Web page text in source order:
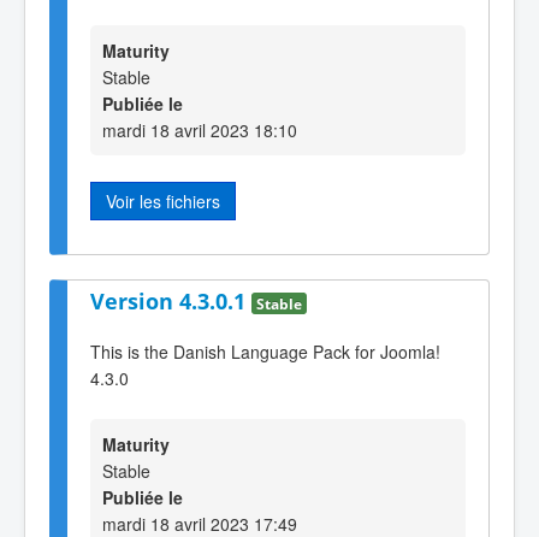
Maturity
Stable
Publiée le
mardi 18 avril 2023 18:10
Voir les fichiers
Version 4.3.0.1 Stable
This is the Danish Language Pack for Joomla!
4.3.0
Maturity
Stable
Publiée le
mardi 18 avril 2023 17:49